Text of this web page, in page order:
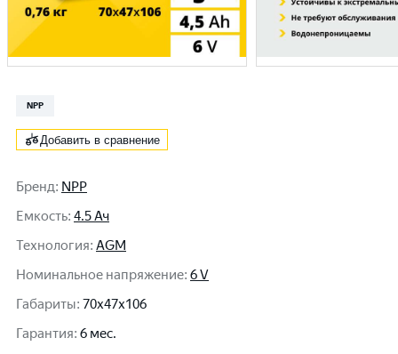
NPP
Добавить в сравнение
Бренд: NPP
Емкость: 4.5 Ач
Технология: AGM
Номинальное напряжение: 6 V
Габариты: 70x47x106
Гарантия: 6 мес.